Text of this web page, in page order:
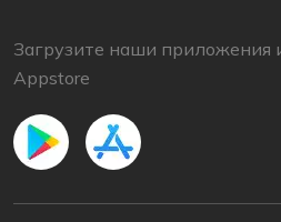
Загрузите наши приложения
Appstore